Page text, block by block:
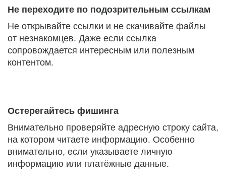
Не переходите по подозрительным ссылкам
Не открывайте ссылки и не скачивайте файлы
от незнакомцев. Даже если ссылка
сопровождается интересным или полезным
контентом.
Остерегайтесь фишинга
Внимательно проверяйте адресную строку сайта,
на котором читаете информацию. Особенно
внимательно, если указываете личную
информацию или платёжные данные.